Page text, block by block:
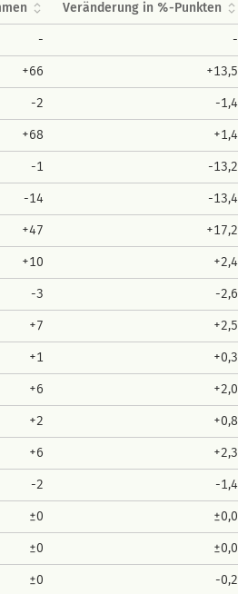
Veränderung in %-Punkten
- -
+66 +13,5
-2 -1,4
+68 +1,4
-1 -13,2
-14 -13,4
+47 +17,2
+10 +2,4
-3 -2,6
+7 +2,5
+1 +0,3
+6 +2,0
+2 +0,8
+6 +2,3
-2 -1,4
±0 ±0,0
±0 ±0,0
±0 -0,2